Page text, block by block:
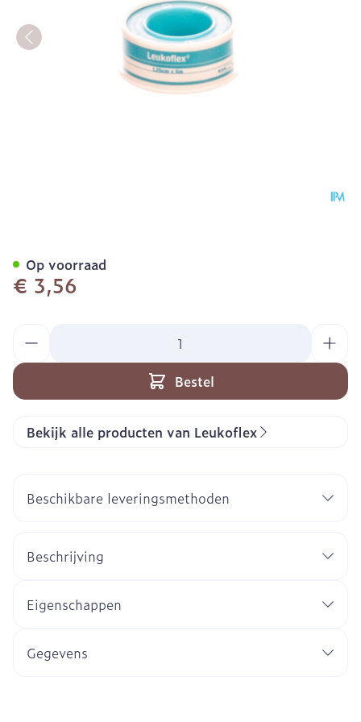
€ 3,56
Bestel
Op voorraad
Bekijk alle producten van Leukoflex
Beschikbare leveringsmethoden
Beschrijving
Eigenschappen
Gegevens